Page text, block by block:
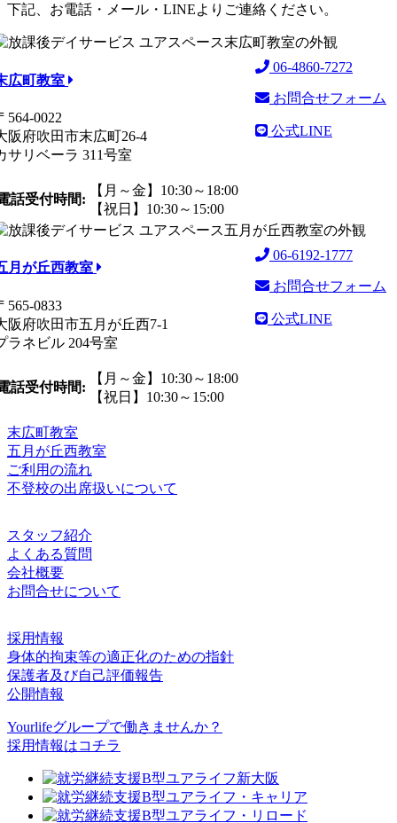
下記、お電話・メール・LINEよりご連絡ください。
広町教室
564-0022
阪府吹田市末広町26-4
サリベーラ 311号室
話受付時間:
【月～金】10:30～18:00
【祝日】10:30～15:00
06-4860-7272
お問合せフォーム
公式LINE
月が丘西教室
565-0833
阪府吹田市五月が丘西7-1
ラネビル 204号室
話受付時間:
【月～金】10:30～18:00
【祝日】10:30～15:00
06-6192-1777
お問合せフォーム
公式LINE
末広町教室
五月が丘西教室
ご利用の流れ
不登校の出席扱いについて
スタッフ紹介
よくある質問
会社概要
お問合せについて
採用情報
身体的拘束等の適正化のための指針
保護者及び自己評価報告
公開情報
Yourlifeグループで働きませんか？
採用情報はコチラ